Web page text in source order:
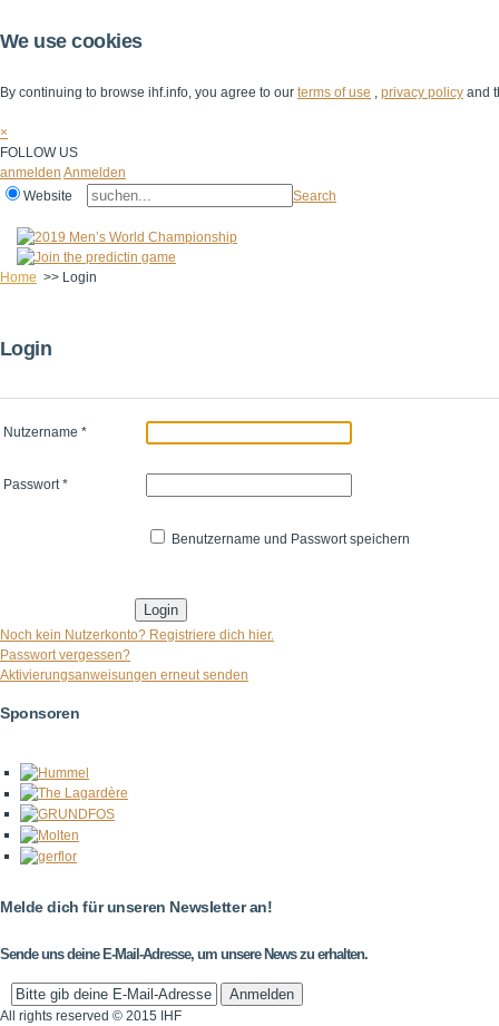
We use cookies
By continuing to browse ihf.info, you agree to our terms of use , privacy policy and
×
FOLLOW US
anmelden Anmelden
Website
Search
Home >> Login
Login
Nutzername *
Passwort*
Benutzername und Passwort speichern
Noch kein Nutzerkonto? Registriere dich hier.
Passwort vergessen?
Aktivierungsanweisungen erneut senden
Sponsoren
Melde dich für unseren Newsletter an!
Sende uns deine E-Mail-Adresse, um unsere News zu erhalten.
All rights reserved © 2015 IHF